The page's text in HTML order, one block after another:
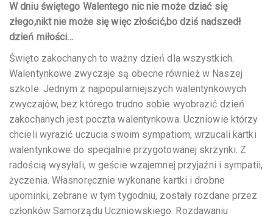
W dniu świętego Walentego nic nie może dziać się
złego,nikt nie może się więc złościć,bo dziś nadszedł
dzień miłości…
Święto zakochanych to ważny dzień dla wszystkich.
Walentynkowe zwyczaje są obecne również w Naszej
szkole. Jednym z najpopularniejszych walentynkowych
zwyczajów, bez którego trudno sobie wyobrazić dzień
zakochanych jest poczta walentynkowa. Uczniowie którzy
chcieli wyrazić uczucia swoim sympatiom, wrzucali kartki
walentynkowe do specjalnie przygotowanej skrzynki. Z
radością wysyłali, w geście wzajemnej przyjaźni i sympatii,
życzenia. Własnoręcznie wykonane kartki i drobne
upominki, zebrane w tym tygodniu, zostały rozdane przez
członków Samorządu Uczniowskiego. Rozdawaniu